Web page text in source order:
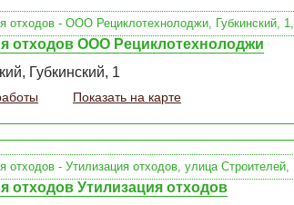
отходов ООО Рециклотехнолоджи
Губкинский, 1
Показать на карте
отходов Утилизация отходов